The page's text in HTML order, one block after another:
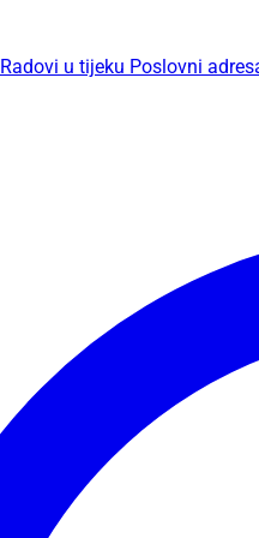
Radovi u tijeku Poslovni